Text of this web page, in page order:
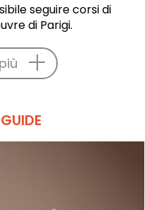
seguire corsi di
di Parigi.